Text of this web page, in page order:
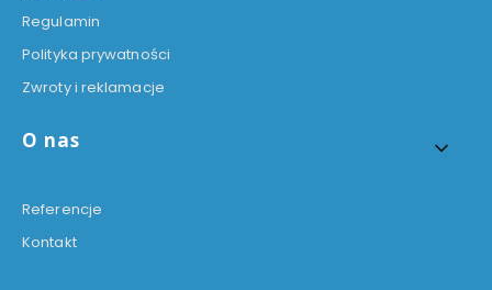
Regulamin
Polityka prywatności
Zwroty i reklamacje
O nas
Referencje
Kontakt